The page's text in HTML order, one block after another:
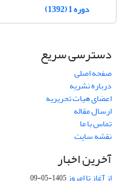
دوره 1 (1392)
دسترسی سریع
صفحه اصلی
درباره نشریه
اعضای هیات تحریریه
ارسال مقاله
تماس با ما
نقشه سایت
آخرین اخبار
از آغاز تا امروز 1405-05-09